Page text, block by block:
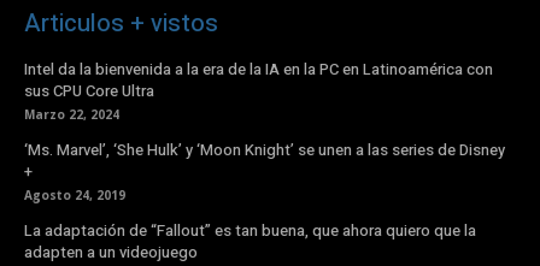
Articulos + vistos
Intel da la bienvenida a la era de la IA en la PC en Latinoamérica con
sus CPU Core Ultra
Marzo 22, 2024
‘Ms. Marvel’, ‘She Hulk’ y ‘Moon Knight’ se unen a las series de Disney
+
Agosto 24, 2019
La adaptación de “Fallout” es tan buena, que ahora quiero que la
adapten a un videojuego